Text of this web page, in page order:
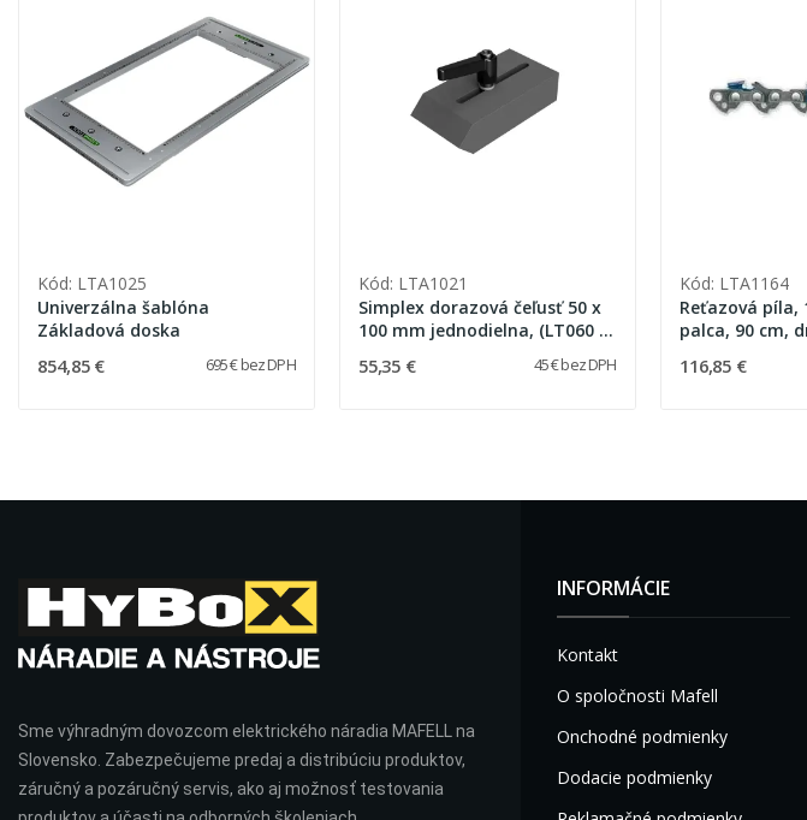
Kód: LTA1025
Univerzálna šablóna
Základová doska
854,85 € 695 € bez DPH
Kód: LTA1021
Simplex dorazová čeľusť 50 x
100 mm jednodielna, (LT060 /
55,35 € 45 € bez DPH
Kód: LTA1164
Reťazová píla,
palca, 90 cm,
116,85 €
Sme výhradným dovozcom elektrického náradia MAFELL na
Slovensko. Zabezpečujeme predaj a distribúciu produktov,
záručný a pozáručný servis, ako aj možnosť testovania
INFORMÁCIE
Kontakt
O spoločnosti Mafell
Onchodné podmienky
Dodacie podmienky